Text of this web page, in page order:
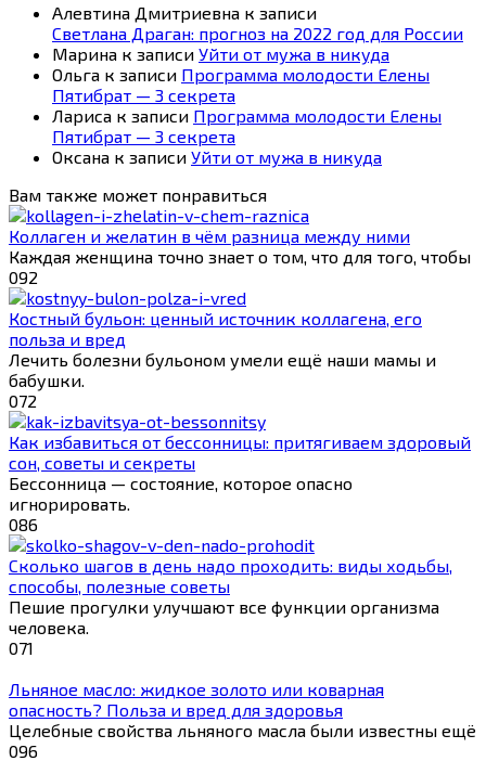
Алевтина Дмитриевна к записи
Светлана Драган: прогноз на 2022 год для России
Марина к записи Уйти от мужа в никуда
Ольга к записи Программа молодости Елены
Пятибрат — 3 секрета
Лариса к записи Программа молодости Елены
Пятибрат — 3 секрета
Оксана к записи Уйти от мужа в никуда
Вам также может понравиться
Коллаген и желатин в чём разница между ними
Каждая женщина точно знает о том, что для того, чтобы
092
Костный бульон: ценный источник коллагена, его
польза и вред
Лечить болезни бульоном умели ещё наши мамы и
бабушки.
072
Как избавиться от бессонницы: притягиваем здоровый
сон, советы и секреты
Бессонница — состояние, которое опасно
игнорировать.
086
Сколько шагов в день надо проходить: виды ходьбы,
способы, полезные советы
Пешие прогулки улучшают все функции организма
человека.
071
Льняное масло: жидкое золото или коварная
опасность? Польза и вред для здоровья
Целебные свойства льняного масла были известны ещё
096